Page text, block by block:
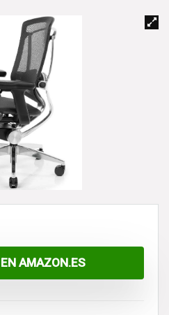
AMAZON.ES